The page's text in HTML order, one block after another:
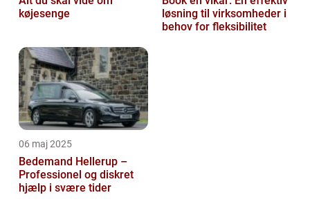
køjesenge
løsning til virksomheder i
behov for fleksibilitet
06 maj 2025
Bedemand Hellerup –
Professionel og diskret
hjælp i svære tider